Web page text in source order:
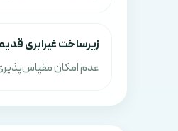
زیرساخت غیرابری
عدم امکان